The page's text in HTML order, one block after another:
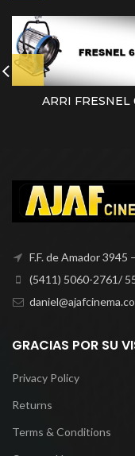
ARRI FRESNEL
F.F. de Amador 3945
(5411) 5060-2761/
GRACIAS POR SU
Privacy Policy
Returns
Terms & Conditions